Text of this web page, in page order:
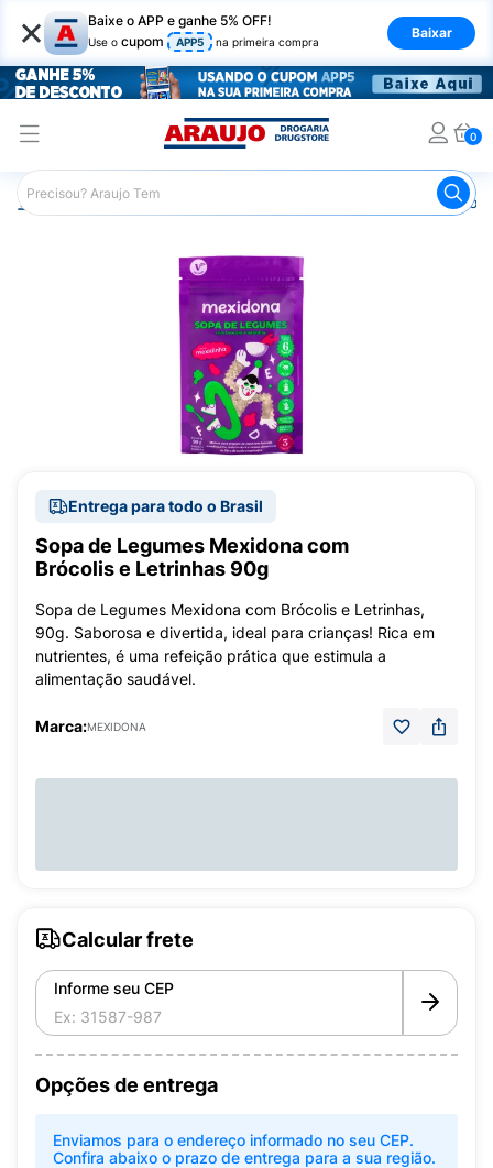
× Baixe o APP e ganhe 5% OFF!
Use o cupom APP5 na primeira compra
Baixar
0
Araujo Nutrição Saudável
Entrega para todo o Brasil
Sopa de Legumes Mexidona com
Brócolis e Letrinhas 90g
Sopa de Legumes Mexidona com Brócolis e Letrinhas,
90g. Saborosa e divertida, ideal para crianças! Rica em
nutrientes, é uma refeição prática que estimula a
alimentação saudável.
Marca:MEXIDONA
Calcular frete
Informe seu CEP
Opções de entrega
Enviamos para o endereço informado no seu CEP.
Confira abaixo o prazo de entrega para a sua região.